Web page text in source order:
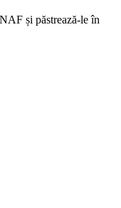
și păstrează-le în